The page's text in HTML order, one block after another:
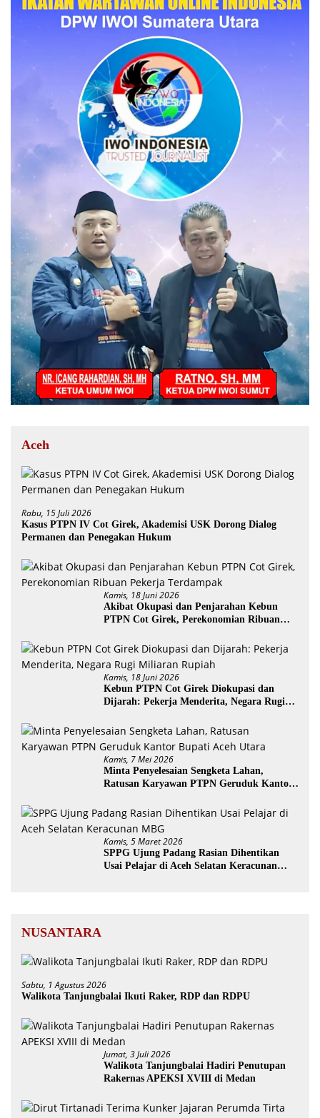
Aceh
Rabu, 15 Juli 2026
Kasus PTPN IV Cot Girek, Akademisi USK Dorong Dialog
Permanen dan Penegakan Hukum
Kamis, 18 Juni 2026
Akibat Okupasi dan Penjarahan Kebun
PTPN Cot Girek, Perekonomian Ribuan
Kamis, 18 Juni 2026
Kebun PTPN Cot Girek Diokupasi dan
Dijarah: Pekerja Menderita, Negara Rugi
Kamis, 7 Mei 2026
Minta Penyelesaian Sengketa Lahan,
Ratusan Karyawan PTPN Geruduk Kantor
Kamis, 5 Maret 2026
SPPG Ujung Padang Rasian Dihentikan
Usai Pelajar di Aceh Selatan Keracunan
NUSANTARA
Sabtu, 1 Agustus 2026
Walikota Tanjungbalai Ikuti Raker, RDP dan RDPU
Jumat, 3 Juli 2026
Walikota Tanjungbalai Hadiri Penutupan
Rakernas APEKSI XVIII di Medan